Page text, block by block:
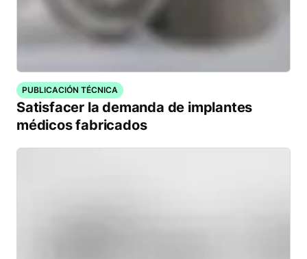
PUBLICACIÓN TÉCNICA
Satisfacer la demanda de implantes
médicos fabricados